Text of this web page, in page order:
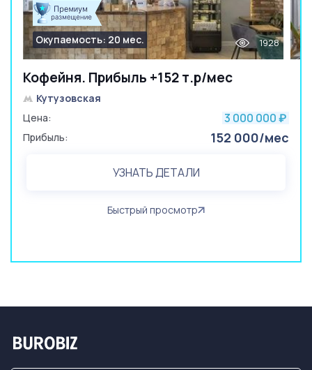
Кофейня. Прибыль +152 т.р/мес
Окупаемость: 20 мес. 1928
Кутузовская
Цена:
3 000 000 ₽
Прибыль: 152 000/мес
УЗНАТЬ ДЕТАЛИ
Быстрый просмотр